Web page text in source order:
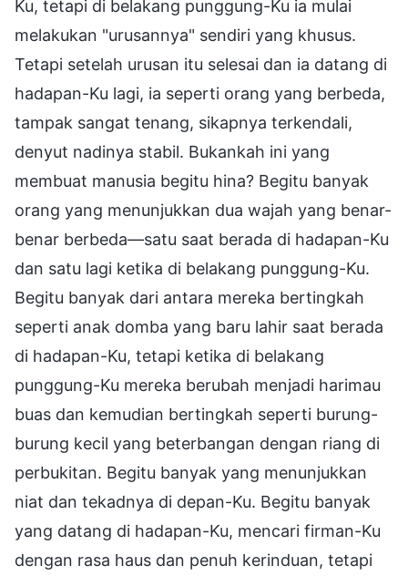
Ku, tetapi di belakang punggung-Ku ia mulai
melakukan "urusannya" sendiri yang khusus.
Tetapi setelah urusan itu selesai dan ia datang di
hadapan-Ku lagi, ia seperti orang yang berbeda,
tampak sangat tenang, sikapnya terkendali,
denyut nadinya stabil. Bukankah ini yang
membuat manusia begitu hina? Begitu banyak
orang yang menunjukkan dua wajah yang benar-
benar berbeda—satu saat berada di hadapan-Ku
dan satu lagi ketika di belakang punggung-Ku.
Begitu banyak dari antara mereka bertingkah
seperti anak domba yang baru lahir saat berada
di hadapan-Ku, tetapi ketika di belakang
punggung-Ku mereka berubah menjadi harimau
buas dan kemudian bertingkah seperti burung-
burung kecil yang beterbangan dengan riang di
perbukitan. Begitu banyak yang menunjukkan
niat dan tekadnya di depan-Ku. Begitu banyak
yang datang di hadapan-Ku, mencari firman-Ku
dengan rasa haus dan penuh kerinduan, tetapi